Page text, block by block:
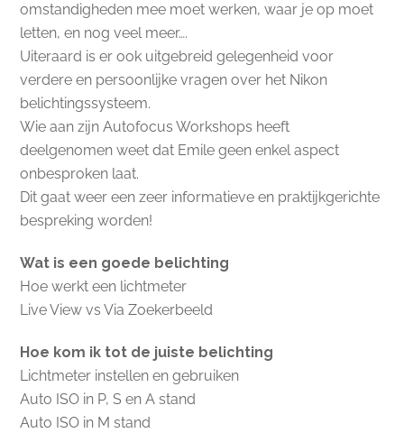
omstandigheden mee moet werken, waar je op moet
letten, en nog veel meer….
Uiteraard is er ook uitgebreid gelegenheid voor
verdere en persoonlijke vragen over het Nikon
belichtingssysteem.
Wie aan zijn Autofocus Workshops heeft
deelgenomen weet dat Emile geen enkel aspect
onbesproken laat.
Dit gaat weer een zeer informatieve en praktijkgerichte
bespreking worden!
Wat is een goede belichting
Hoe werkt een lichtmeter
Live View vs Via Zoekerbeeld
Hoe kom ik tot de juiste belichting
Lichtmeter instellen en gebruiken
Auto ISO in P, S en A stand
Auto ISO in M stand